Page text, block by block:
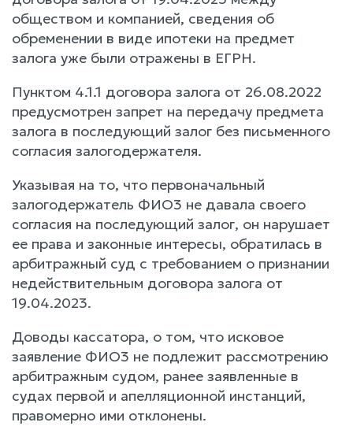
обществом и компанией, сведения об
обременении в виде ипотеки на предмет
залога уже были отражены в ЕГРН.
Пунктом 4.1.1 договора залога от 26.08.2022
предусмотрен запрет на передачу предмета
залога в последующий залог без письменного
согласия залогодержателя.
Указывая на то, что первоначальный
залогодержатель ФИО3 не давала своего
согласия на последующий залог, он нарушает
ее права и законные интересы, обратилась в
арбитражный суд с требованием о признании
недействительным договора залога от
19.04.2023.
Доводы кассатора, о том, что исковое
заявление ФИО3 не подлежит рассмотрению
арбитражным судом, ранее заявленные в
судах первой и апелляционной инстанций,
правомерно ими отклонены.